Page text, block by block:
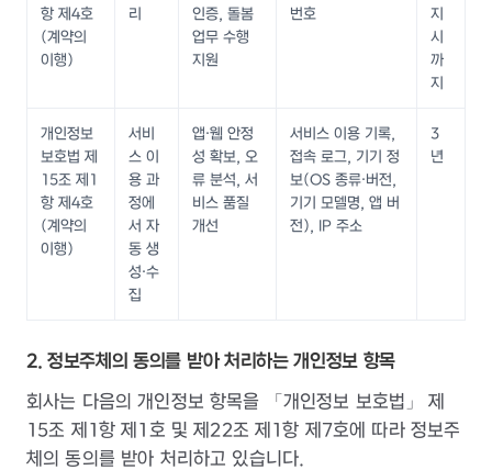
항 제4호
(계약의
이행)
리
인증, 돌봄
업무 수행
지원
번호
지
시
까
지
개인정보
보호법 제
15조 제1
항 제4호
(계약의
이행)
서비
스 이
용 과
정에
서 자
동 생
성·수
집
앱·웹 안정
성 확보, 오
류 분석, 서
비스 품질
개선
서비스 이용 기록,
접속 로그, 기기 정
보(OS 종류·버전,
기기 모델명, 앱 버
전), IP 주소
3
년
2. 정보주체의 동의를 받아 처리하는 개인정보 항목
회사는 다음의 개인정보 항목을 「개인정보 보호법」 제
15조 제1항 제1호 및 제22조 제1항 제7호에 따라 정보주
체의 동의를 받아 처리하고 있습니다.